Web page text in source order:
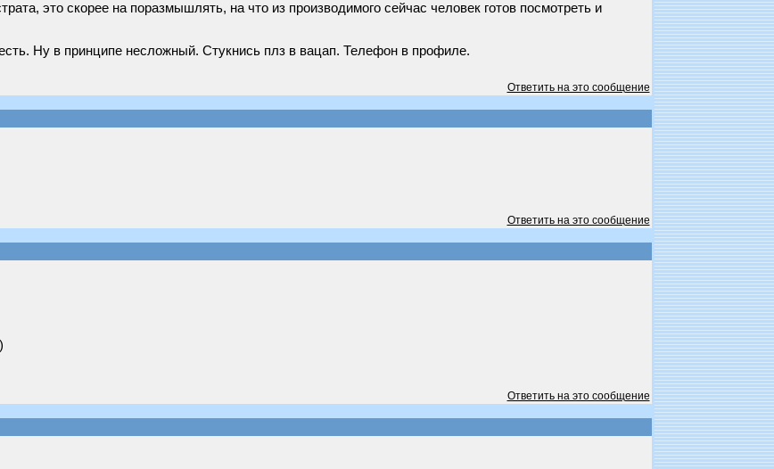
это скорее на поразмышлять, на что из производимого сейчас человек готов посмотреть и
Ну в принципе несложный. Стукнись плз в вацап. Телефон в профиле.
Ответить на это сообщение
Ответить на это сообщение
Ответить на это сообщение